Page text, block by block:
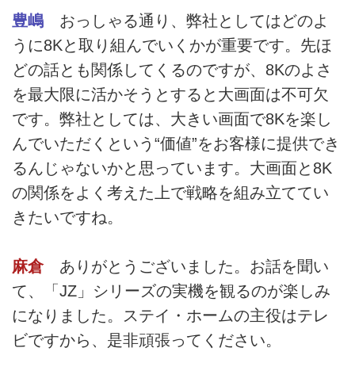
豊嶋 おっしゃる通り、弊社としてはどのよ
うに8Kと取り組んでいくかが重要です。先ほ
どの話とも関係してくるのですが、8Kのよさ
を最大限に活かそうとすると大画面は不可欠
です。弊社としては、大きい画面で8Kを楽し
んでいただくという“価値”をお客様に提供でき
るんじゃないかと思っています。大画面と8K
の関係をよく考えた上で戦略を組み立ててい
きたいですね。
麻倉ありがとうございました。お話を聞い
て、「JZ」シリーズの実機を観るのが楽しみ
になりました。ステイ・ホームの主役はテレ
ビですから、是非頑張ってください。